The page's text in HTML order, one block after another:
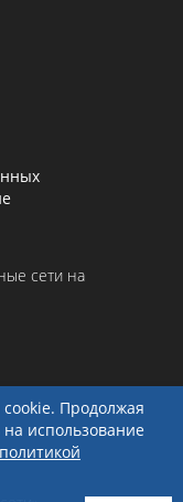
Продолжая
использование
политикой